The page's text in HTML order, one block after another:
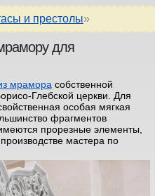
и престолы»
для
мрамора собственной
Глебской церкви. Для
особая мягкая
фрагментов
прорезные элементы,
мастера по